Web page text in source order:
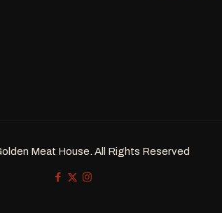
Meat House. All Rights Reserved